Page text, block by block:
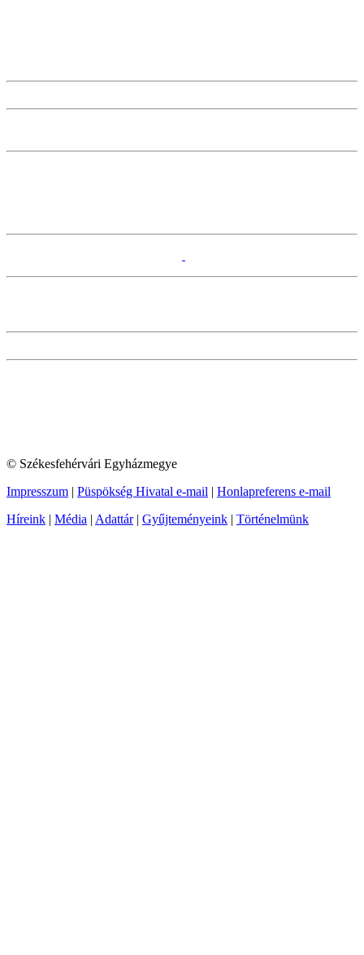
© Székesfehérvári Egyházmegye
Impresszum | Püspökség Hivatal e-mail | Honlapreferens e-mail
Híreink | Média | Adattár| Gyűjteményeink | Történelmünk